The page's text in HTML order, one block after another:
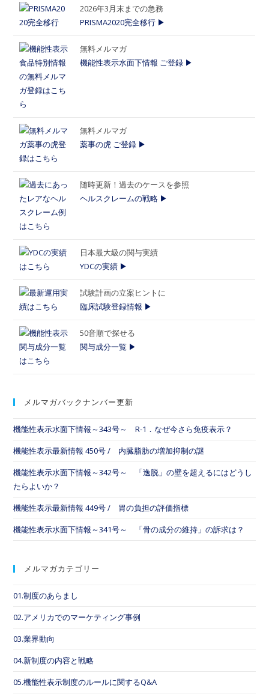
2026年3月末までの急務
PRISMA2020完全移行 ▶
無料メルマガ
機能性表示水面下情報 ご登録 ▶
無料メルマガ
薬事の虎 ご登録 ▶
随時更新！過去のケースを参照
ヘルスクレームの戦略 ▶
日本最大級の関与実績
YDCの実績 ▶
試験計画の立案ヒントに
臨床試験登録情報 ▶
50音順で探せる
関与成分一覧 ▶
メルマガバックナンバー更新
機能性表示水面下情報～343号～ R-1．なぜ今さら免疫表示？
機能性表示最新情報 450号 / 内臓脂肪の増加抑制の謎
機能性表示水面下情報～342号～ 「逸脱」の壁を超えるにはどうし
たらよいか？
機能性表示最新情報 449号 / 胃の負担の評価指標
機能性表示水面下情報～341号～ 「骨の成分の維持」の訴求は？
メルマガカテゴリー
01.制度のあらまし
02.アメリカでのマーケティング事例
03.業界動向
04.新制度の内容と戦略
05.機能性表示制度のルールに関するQ&A